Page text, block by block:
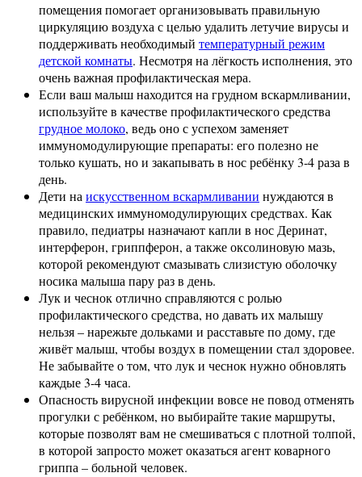
помещения помогает организовывать правильную
циркуляцию воздуха с целью удалить летучие вирусы и
поддерживать необходимый температурный режим
детской комнаты. Несмотря на лёгкость исполнения, это
очень важная профилактическая мера.
Если ваш малыш находится на грудном вскармливании,
используйте в качестве профилактического средства
грудное молоко, ведь оно с успехом заменяет
иммуномодулирующие препараты: его полезно не
только кушать, но и закапывать в нос ребёнку 3-4 раза в
день.
Дети наискусственном вскармливании нуждаются в
медицинских иммуномодулирующих средствах. Как
правило, педиатры назначают капли в нос Деринат,
интерферон, гриппферон, а также оксолиновую мазь,
которой рекомендуют смазывать слизистую оболочку
носика малыша пару раз в день.
Лук и чеснок отлично справляются с ролью
профилактического средства, но давать их малышу
нельзя – нарежьте дольками и расставьте по дому, где
живёт малыш, чтобы воздух в помещении стал здоровее.
Не забывайте о том, что лук и чеснок нужно обновлять
каждые 3-4 часа.
Опасность вирусной инфекции вовсе не повод отменять
прогулки с ребёнком, но выбирайте такие маршруты,
которые позволят вам не смешиваться с плотной толпой,
в которой запросто может оказаться агент коварного
гриппа – больной человек.